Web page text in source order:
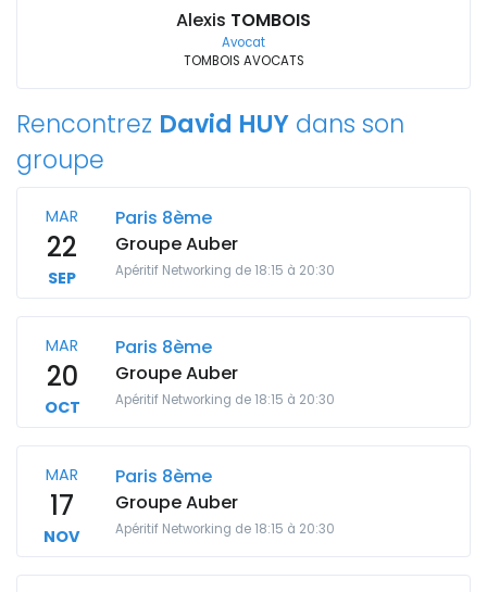
Alexis TOMBOIS
Avocat
TOMBOIS AVOCATS
Rencontrez David HUY dans son
groupe
MAR
22
SEP
Paris 8ème
Groupe Auber
Apéritif Networking de 18:15 à 20:30
MAR
20
OCT
Paris 8ème
Groupe Auber
Apéritif Networking de 18:15 à 20:30
MAR
17
NOV
Paris 8ème
Groupe Auber
Apéritif Networking de 18:15 à 20:30